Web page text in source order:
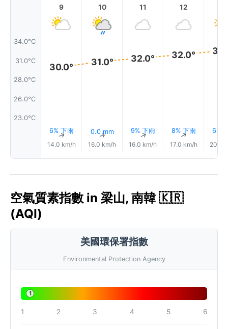
34.0°C
31.0°C
28.0°C
26.0°C
23.0°C
9
30.0°
6% 下雨
↑
14.0 km/h
10
31.0°
0.0 mm
↑
16.0 km/h
11
32.0°
9% 下雨
↑
16.0 km/h
12
32.0°
8% 下雨
↑
17.0 km/h
6%
20.0
空氣質素指數 in 梁山, 南韓 🇰🇷
(AQI)
美國環保署指數
Environmental Protection Agency
1
1 2 3 4 5 6